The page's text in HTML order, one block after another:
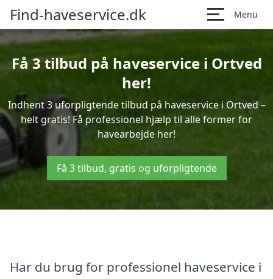
Find-haveservice.dk Menu
Få 3 tilbud på haveservice i Ortved
her!
Indhent 3 uforpligtende tilbud på haveservice i Ortved –
helt gratis! Få professionel hjælp til alle former for
havearbejde her!
Få 3 tilbud, gratis og uforpligtende
Har du brug for professionel haveservice i